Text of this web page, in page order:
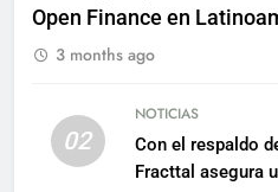
Open Finance en
3 months ago
02
NOTICIAS
Con el respaldo
Fracttal asegura